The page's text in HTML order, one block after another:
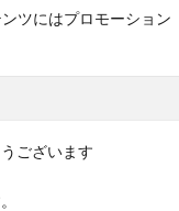
ツにはプロモーション
ございます